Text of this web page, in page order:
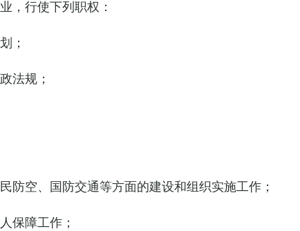
，行使下列职权：
；
法规；
防空、国防交通等方面的建设和组织实施工作；
保障工作；